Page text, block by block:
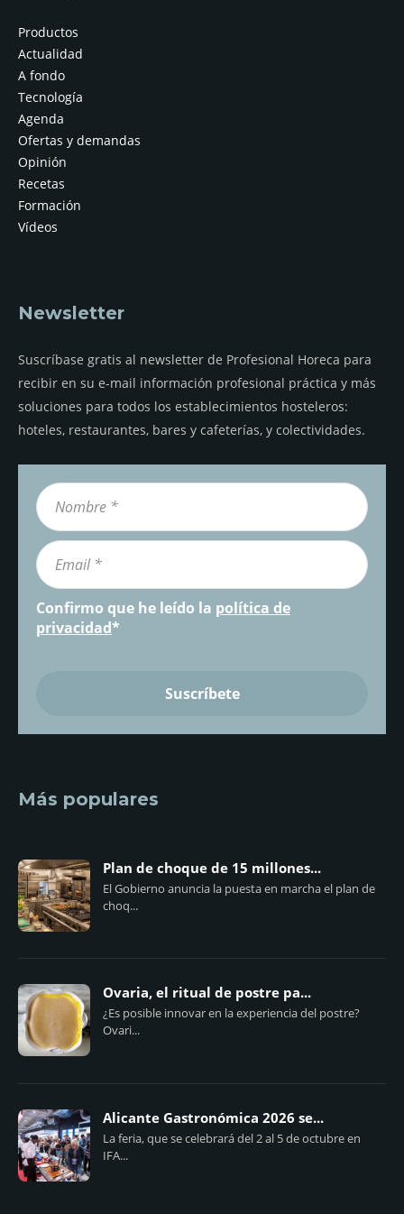
Productos
Actualidad
A fondo
Tecnología
Agenda
Ofertas y demandas
Opinión
Recetas
Formación
Vídeos
Newsletter
Suscríbase gratis al newsletter de Profesional Horeca para
recibir en su e-mail información profesional práctica y más
soluciones para todos los establecimientos hosteleros:
hoteles, restaurantes, bares y cafeterías, y colectividades.
Confirmo que he leído la política de
privacidad*
Más populares
Plan de choque de 15 millones...
El Gobierno anuncia la puesta en marcha el plan de
choq...
Ovaria, el ritual de postre pa...
¿Es posible innovar en la experiencia del postre?
Ovari...
Alicante Gastronómica 2026 se...
La feria, que se celebrará del 2 al 5 de octubre en
IFA...